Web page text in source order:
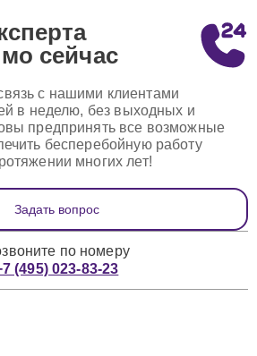
сейчас
с нашими клиентами
в неделю, без выходных и
предпринять все возможные
бесперебойную работу
многих лет!
Задать вопрос
по номеру
(495) 023-83-23